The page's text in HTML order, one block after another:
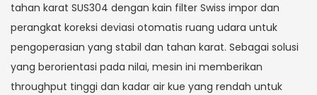
tahan karat SUS304 dengan kain filter Swiss impor dan
perangkat koreksi deviasi otomatis ruang udara untuk
pengoperasian yang stabil dan tahan karat. Sebagai solusi
yang berorientasi pada nilai, mesin ini memberikan
throughput tinggi dan kadar air kue yang rendah untuk